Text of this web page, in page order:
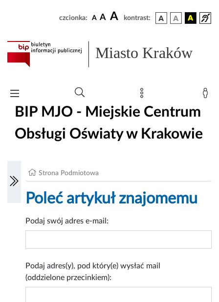
czcionka: A A A kontrast:
Miasto Kraków
BIP MJO - Miejskie Centrum
Obsługi Oświaty w Krakowie
Strona Podmiotowa
Poleć artykuł znajomemu
Podaj swój adres e-mail:
Podaj adres(y), pod który(e) wysłać mail
(oddzielone przecinkiem):